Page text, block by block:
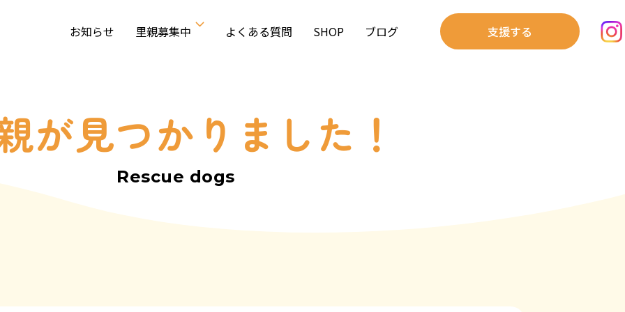
お知らせ 里親募集中 よくある質問 SHOP ブログ 支援する
が見つかりました！
Rescue dogs